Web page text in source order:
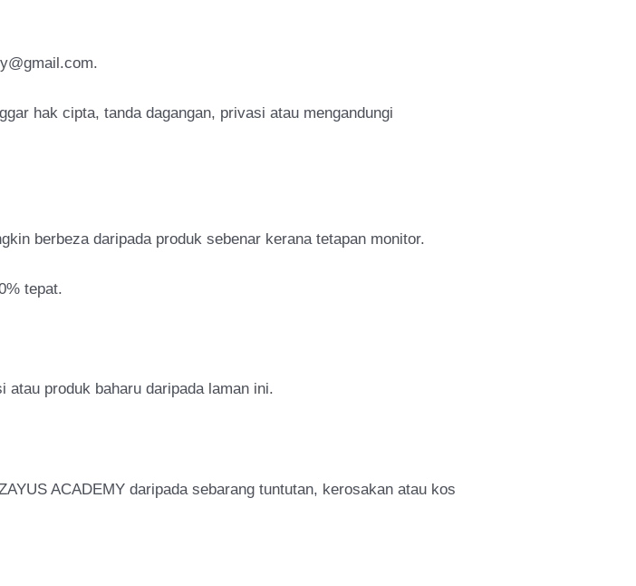
hak cipta, tanda dagangan, privasi atau mengandungi
berbeza daripada produk sebenar kerana tetapan monitor.
tepat.
atau produk baharu daripada laman ini.
ACADEMY daripada sebarang tuntutan, kerosakan atau kos